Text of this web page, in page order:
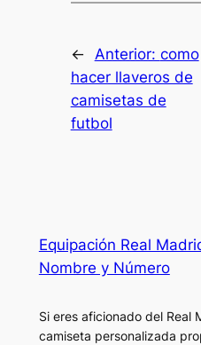
← Anterior: como
hacer llaveros de
camisetas de
futbol
Equipación Real
Nombre y Número
Si eres aficionado del Real
camiseta personalizada